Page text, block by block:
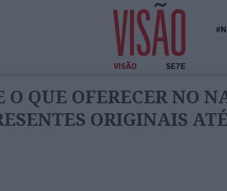
VISÃO SE7E
QUE OFERECER NO
ORIGINAIS